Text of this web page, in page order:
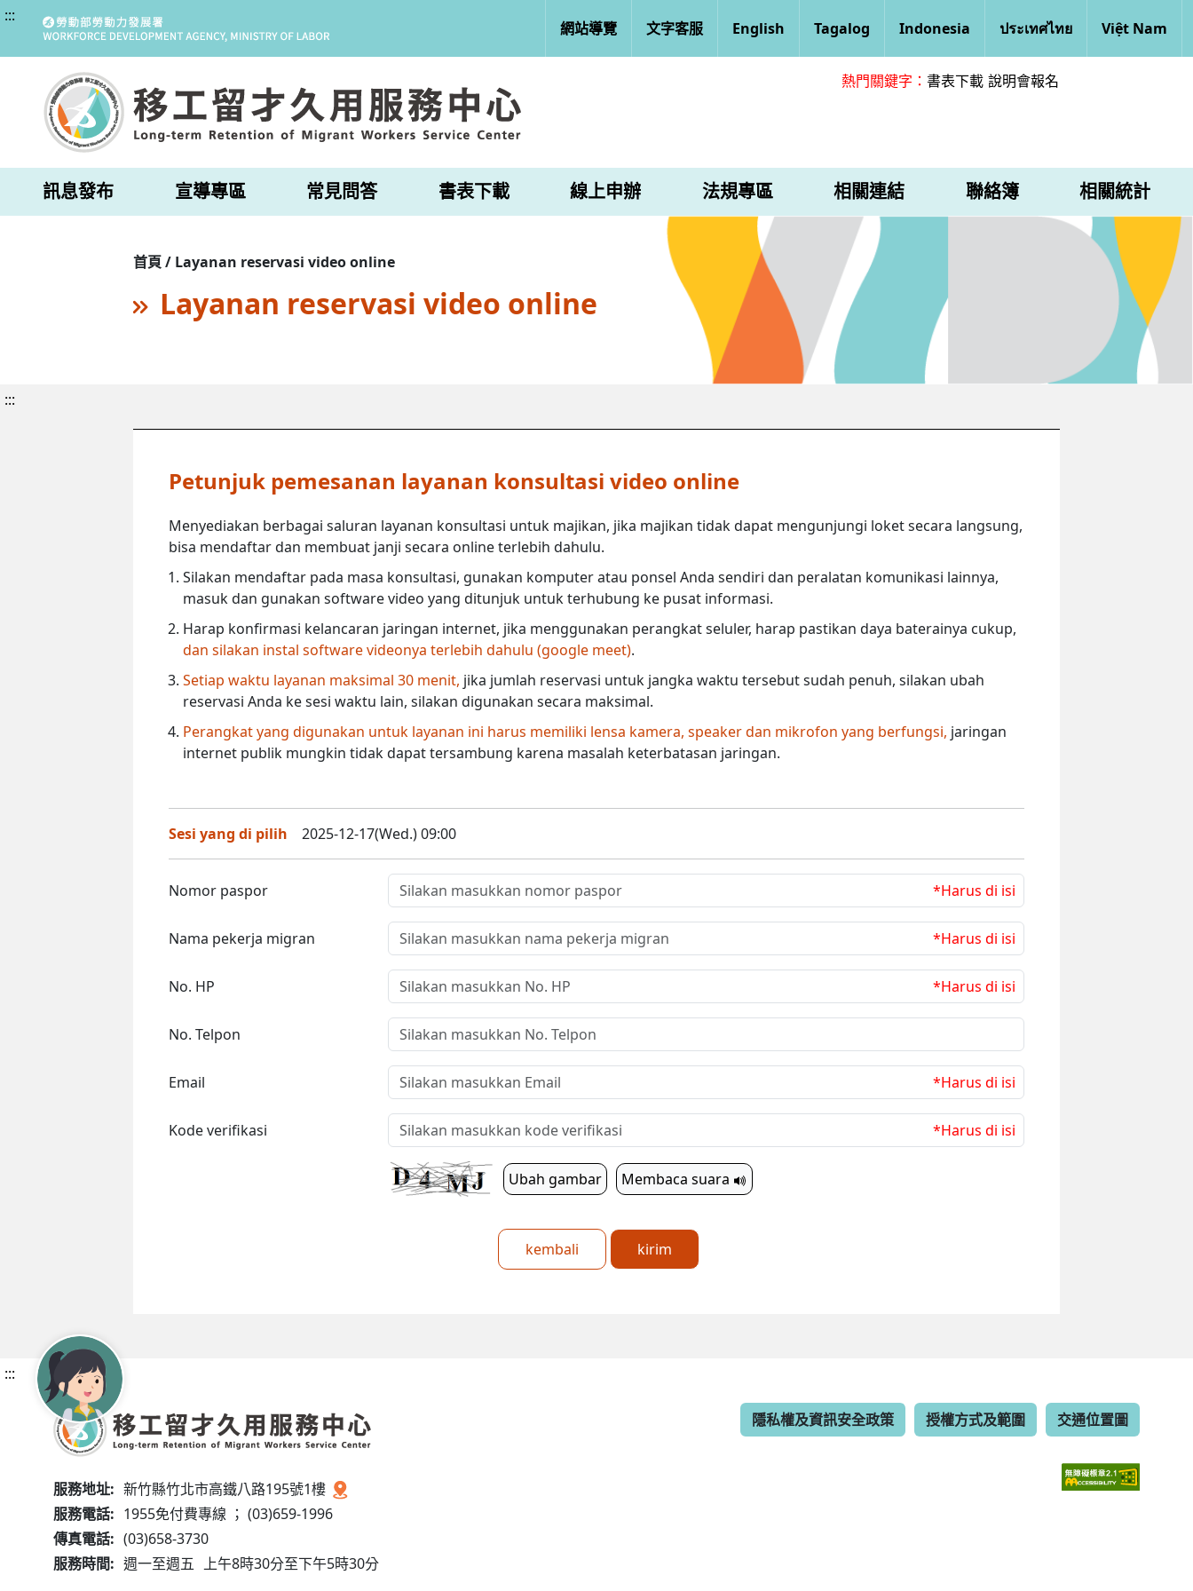
:::
網站導覽 文字客服 English Tagalog Indonesia ประเทศไทย Việt Nam
熱門關鍵字： 書表下載 說明會報名
訊息發布 宣導專區 常見問答 書表下載 線上申辦 法規專區 相關連結 聯絡簿 相關統計
首頁 / Layanan reservasi video online
Layanan reservasi video online
:::
Petunjuk pemesanan layanan konsultasi video online
Menyediakan berbagai saluran layanan konsultasi untuk majikan, jika majikan tidak dapat mengunjungi loket secara langsung,
bisa mendaftar dan membuat janji secara online terlebih dahulu.
Silakan mendaftar pada masa konsultasi, gunakan komputer atau ponsel Anda sendiri dan peralatan komunikasi lainnya,
masuk dan gunakan software video yang ditunjuk untuk terhubung ke pusat informasi.
Harap konfirmasi kelancaran jaringan internet, jika menggunakan perangkat seluler, harap pastikan daya baterainya cukup,
dan silakan instal software videonya terlebih dahulu (google meet).
Setiap waktu layanan maksimal 30 menit, jika jumlah reservasi untuk jangka waktu tersebut sudah penuh, silakan ubah
reservasi Anda ke sesi waktu lain, silakan digunakan secara maksimal.
Perangkat yang digunakan untuk layanan ini harus memiliki lensa kamera, speaker dan mikrofon yang berfungsi, jaringan
internet publik mungkin tidak dapat tersambung karena masalah keterbatasan jaringan.
Sesi yang di pilih 2025-12-17(Wed.) 09:00
Nomor paspor *Harus di isi
Nama pekerja migran *Harus di isi
No. HP *Harus di isi
No. Telpon
Email *Harus di isi
Kode verifikasi *Harus di isi
Ubah gambar Membaca suara
kembali kirim
:::
服務地址: 新竹縣竹北市高鐵八路195號1樓
服務電話: 1955免付費專線 ； (03)659-1996
傳真電話: (03)658-3730
服務時間: 週一至週五 上午8時30分至下午5時30分
隱私權及資訊安全政策 授權方式及範圍 交通位置圖